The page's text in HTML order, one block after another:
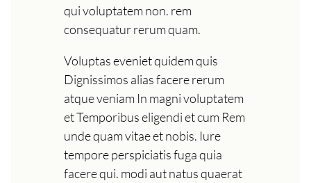
qui voluptatem non. rem
consequatur rerum quam.
Voluptas eveniet quidem quis
Dignissimos alias facere rerum
atque veniam In magni voluptatem
et Temporibus eligendi et cum Rem
unde quam vitae et nobis. Iure
tempore perspiciatis fuga quia
facere qui. modi aut natus quaerat